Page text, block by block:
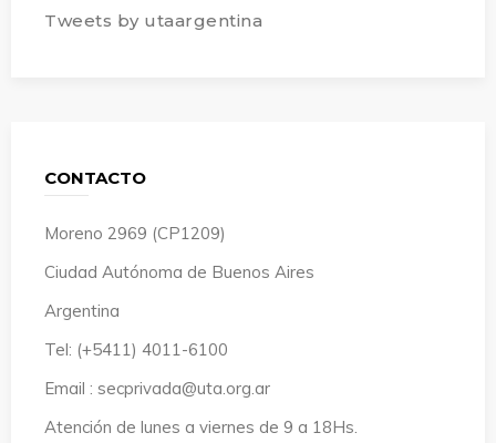
Tweets by utaargentina
CONTACTO
Moreno 2969 (CP1209)
Ciudad Autónoma de Buenos Aires
Argentina
Tel: (+5411) 4011-6100
Email : secprivada@uta.org.ar
Atención de lunes a viernes de 9 a 18Hs.